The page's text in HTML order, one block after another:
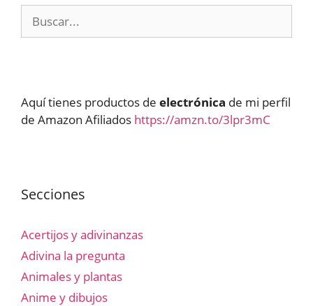
Aquí tienes productos de electrónica de mi perfil
de Amazon Afiliados https://amzn.to/3lpr3mC
Secciones
Acertijos y adivinanzas
Adivina la pregunta
Animales y plantas
Anime y dibujos